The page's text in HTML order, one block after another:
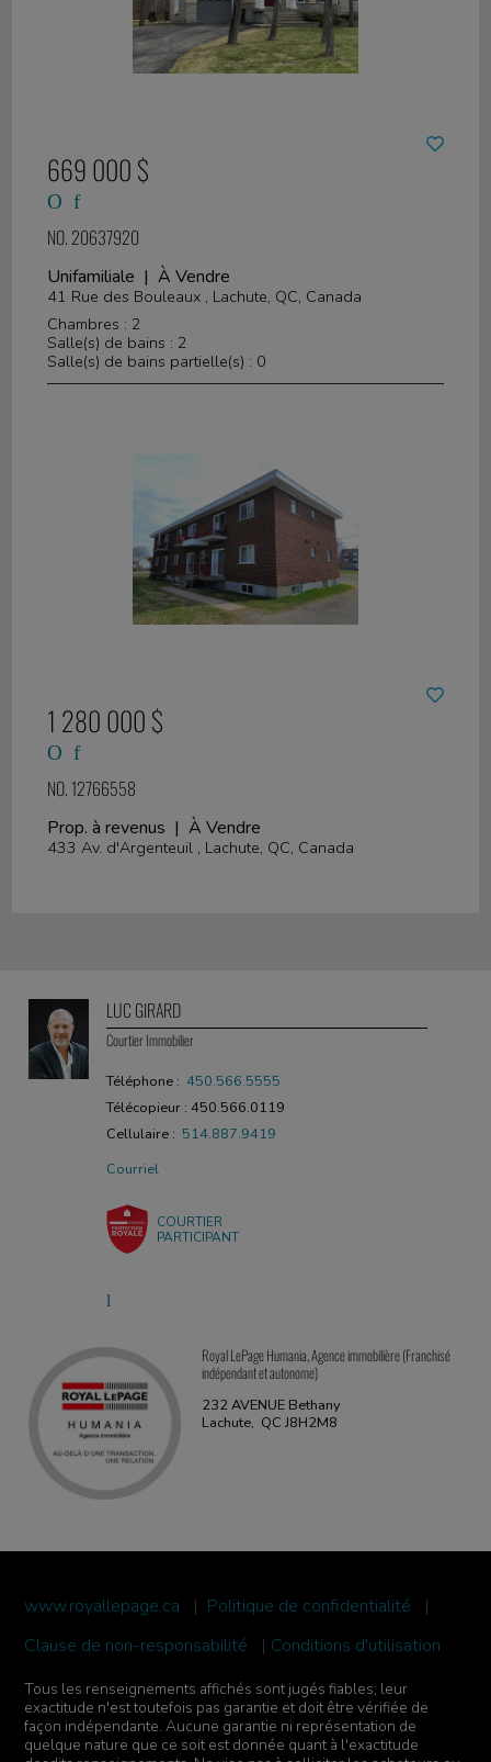
669 000 $
NO. 20637920
Unifamiliale | À Vendre
41 Rue des Bouleaux , Lachute, QC, Canada
Chambres : 2
Salle(s) de bains : 2
Salle(s) de bains partielle(s) : 0
1 280 000 $
NO. 12766558
Prop. à revenus | À Vendre
433 Av. d'Argenteuil , Lachute, QC, Canada
LUC GIRARD
Courtier Immobilier
Téléphone :450.566.5555
Télécopieur : 450.566.0119
Cellulaire : 514.887.9419
Courriel
COURTIER
PARTICIPANT
Royal LePage Humania, Agence immobilière (Franchisé
indépendant et autonome)
232 AVENUE Bethany
Lachute, QC J8H2M8
www.royallepage.ca | Politique de confidentialité
|
Clause de non-responsabilité
| Conditions d'utilisation
Tous les renseignements affichés sont jugés fiables; leur
exactitude n'est toutefois pas garantie et doit être vérifiée de
façon indépendante. Aucune garantie ni représentation de
quelque nature que ce soit est donnée quant à l'exactitude